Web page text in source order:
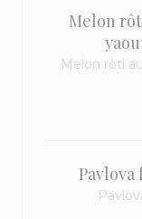
Melon
Melon rôti